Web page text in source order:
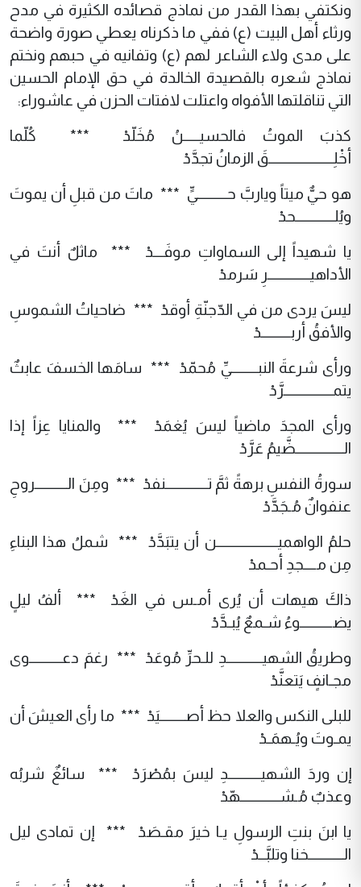
ونكتفي بهذا القدر من نماذج قصائده الكثيرة في مدح
ورثاء أهل البيت (ع) ففي ما ذكرناه يعطي صورة واضحة
على مدى ولاء الشاعر لهم (ع) وتفانيه في حبهم ونختم
نماذج شعره بالقصيدة الخالدة في حق الإمام الحسين
التي تناقلتها الأفواه واعتلت لافتات الحزن في عاشوراء:
كذبَ الموتُ فالحسيـــــنُ مُخَلّدْ *** كُلّما
أخْلِــــــــــــــــــــقَ الزمانُ تجدَّدْ
هو حيٌّ ميتاً وياربَّ حـــــــــيٍّ *** ماتَ من قبلِ أن يموتَ
ويُلــــــــــــحدْ
يا شهيداً إلى السماواتِ موفَـــدْ *** ماثلٌ أنتَ في
الأداهيـــــــــــــرِ سَرمدْ
ليسَ يردى من في الدّجنّةِ أوقدْ *** ضاحياتُ الشموسِ
والأفقُ أربـــــــــدْ
ورأى شرعةَ النبــــــــيِّ مُحمّدْ *** سامَها الخسفَ عابثٌ
يتمـــــــــــــــرَّدْ
ورأى المجدَ ماضياً ليسَ يُغمَدْ *** والمنايا عِزاً إذا
الـــــــــــــــضَّيمُ عَرَّدْ
سورةُ النفسِ برهةً ثمَّ تـــــــــــــنفدْ *** ومِنَ الــــــــــروحِ
عنفوانٌ مُـجَدَّدْ
حلمُ الواهميـــــــــــــــــــن أن يتبَدَّدْ *** شملُ هذا البناءِ
مِن مــــجدِ أحـمدْ
ذاكَ هيهات أن يُرى أمـس في الغَدْ *** ألفُ ليلٍ
يضــــــــــوءُ شـمعٌ يُبـدَّدْ
وطريقُ الشهيـــــــــــدِ للـحرِّ مُوعَدْ *** رغمَ دعــــــــــوى
مجـانفٍ يَتعنَّدْ
للبلى النكس والعلا حظ أصــــــــيَدْ *** ما رأى العيشَ أن
يمـوتَ ويُـهمَـدْ
إن وردَ الشهيــــــــــدِ ليسَ بمُصْرَدْ *** سائغٌ شربُه
وعذبٌ مُـشــــــــــــهّدْ
يا ابنَ بنتِ الرسولِ يـا خيرَ مقـصَدْ *** إن تمادى ليل
الـــــــــــخنا وتلبَّــدْ